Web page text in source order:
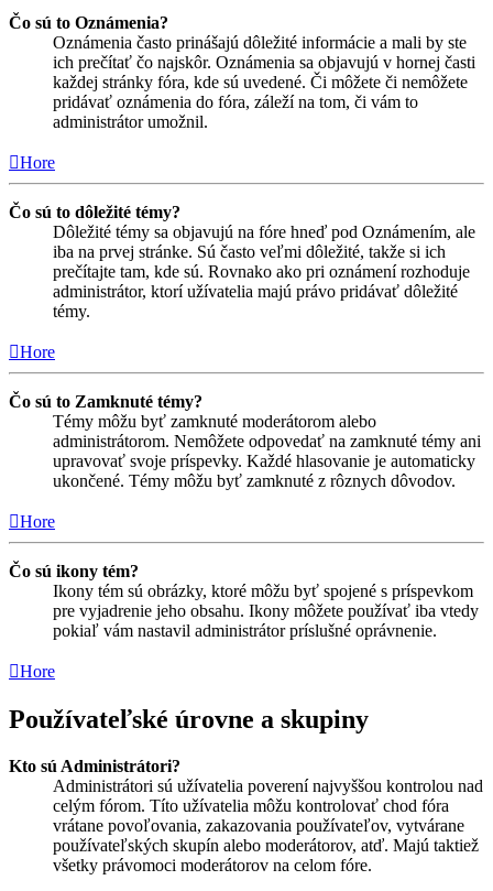
Čo sú to Oznámenia?
Oznámenia často prinášajú dôležité informácie a mali by ste
ich prečítať čo najskôr. Oznámenia sa objavujú v hornej časti
každej stránky fóra, kde sú uvedené. Či môžete či nemôžete
pridávať oznámenia do fóra, záleží na tom, či vám to
administrátor umožnil.
Hore
Čo sú to dôležité témy?
Dôležité témy sa objavujú na fóre hneď pod Oznámením, ale
iba na prvej stránke. Sú často veľmi dôležité, takže si ich
prečítajte tam, kde sú. Rovnako ako pri oznámení rozhoduje
administrátor, ktorí užívatelia majú právo pridávať dôležité
témy.
Hore
Čo sú to Zamknuté témy?
Témy môžu byť zamknuté moderátorom alebo
administrátorom. Nemôžete odpovedať na zamknuté témy ani
upravovať svoje príspevky. Každé hlasovanie je automaticky
ukončené. Témy môžu byť zamknuté z rôznych dôvodov.
Hore
Čo sú ikony tém?
Ikony tém sú obrázky, ktoré môžu byť spojené s príspevkom
pre vyjadrenie jeho obsahu. Ikony môžete používať iba vtedy
pokiaľ vám nastavil administrátor príslušné oprávnenie.
Hore
Používateľské úrovne a skupiny
Kto sú Administrátori?
Administrátori sú užívatelia poverení najvyššou kontrolou nad
celým fórom. Títo užívatelia môžu kontrolovať chod fóra
vrátane povoľovania, zakazovania používateľov, vytvárane
používateľských skupín alebo moderátorov, atď. Majú taktiež
všetky právomoci moderátorov na celom fóre.